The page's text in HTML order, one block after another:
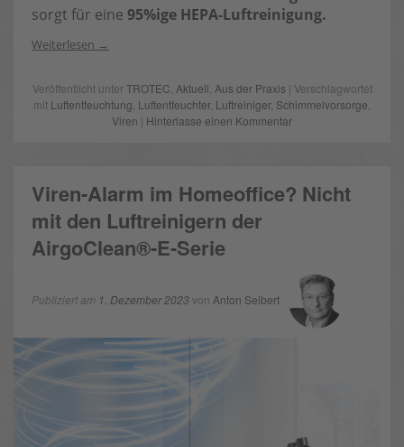
sorgt für eine 95%ige HEPA-Luftreinigung.
Weiterlesen
Veröffentlicht unterTROTEC Aktuell Aus der Praxis | Verschlagwortet
mit Luftentfeuchtung Luftentfeuchter, Luftreiniger, Schimmelvorsorge
Viren | Hinterlasse einen Kommentar
Viren-Alarm im Homeoffice? Nicht
mit den Luftreinigern der
AirgoClean®-E-Serie
Publiziert am 1. Dezember 2023von Anton Seibert